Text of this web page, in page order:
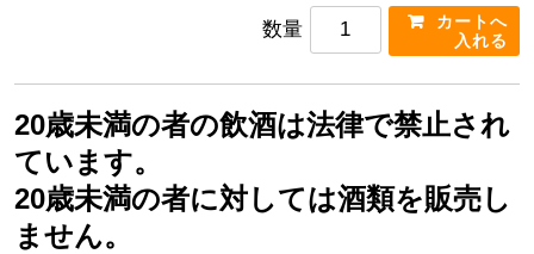
数量
20歳未満の者の飲酒は法律で禁止され
ています。
20歳未満の者に対しては酒類を販売し
ません。